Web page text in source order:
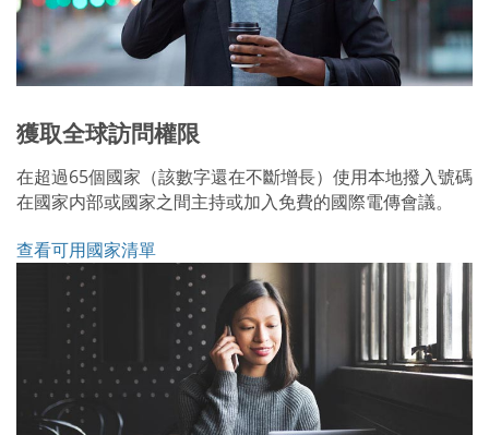
獲取全球訪問權限
在超過65個國家（該數字還在不斷增長）使用本地撥入號碼
在國家内部或國家之間主持或加入免費的國際電傳會議。
查看可用國家清單